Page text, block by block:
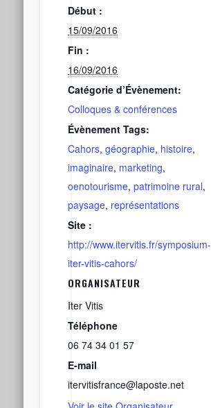
Début :
15/09/2016
Fin :
16/09/2016
Catégorie d’Évènement:
Colloques & conférences
Évènement Tags:
Cahors,géographie, histoire,
imaginaire, marketing,
oenotourisme,patrimoine rural,
paysage, représentations
Site :
http://www.itervitis.fr/symposium-
iter-vitis-cahors/
ORGANISATEUR
Iter Vitis
Téléphone
06 74 34 01 57
E-mail
itervitisfrance@laposte.net